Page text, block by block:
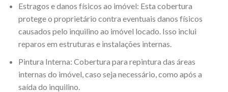
Estragos e danos físicos ao imóvel: Esta cobertura
protege o proprietário contra eventuais danos físicos
causados pelo inquilino ao imóvel locado. Isso inclui
reparos em estruturas e instalações internas.
Pintura Interna: Cobertura para repintura das áreas
internas do imóvel, caso seja necessário, como após a
saída do inquilino.